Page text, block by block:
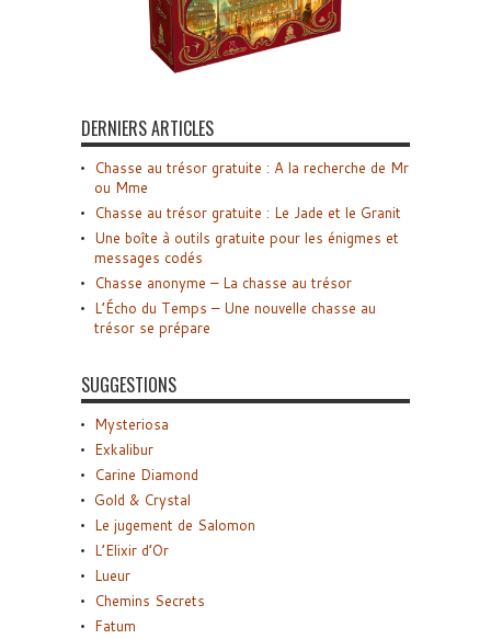
DERNIERS ARTICLES
Chasse au trésor gratuite : A la recherche de Mr
ou Mme
Chasse au trésor gratuite : Le Jade et le Granit
Une boîte à outils gratuite pour les énigmes et
messages codés
Chasse anonyme – La chasse au trésor
L’Écho du Temps – Une nouvelle chasse au
trésor se prépare
SUGGESTIONS
Mysteriosa
Exkalibur
Carine Diamond
Gold & Crystal
Le jugement de Salomon
L’Elixir d’Or
Lueur
Chemins Secrets
Fatum